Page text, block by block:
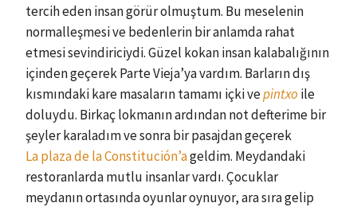
tercih eden insan görür olmuştum. Bu meselenin
normalleşmesi ve bedenlerin bir anlamda rahat
etmesi sevindiriciydi. Güzel kokan insan kalabalığının
içinden geçerek Parte Vieja’ya vardım. Barların dış
kısmındaki kare masaların tamamı içki vepintxo ile
doluydu. Birkaç lokmanın ardından not defterime bir
şeyler karaladım ve sonra bir pasajdan geçerek
La plaza de la Constitución’ageldim. Meydandaki
restoranlarda mutlu insanlar vardı. Çocuklar
meydanın ortasında oyunlar oynuyor, ara sıra gelip